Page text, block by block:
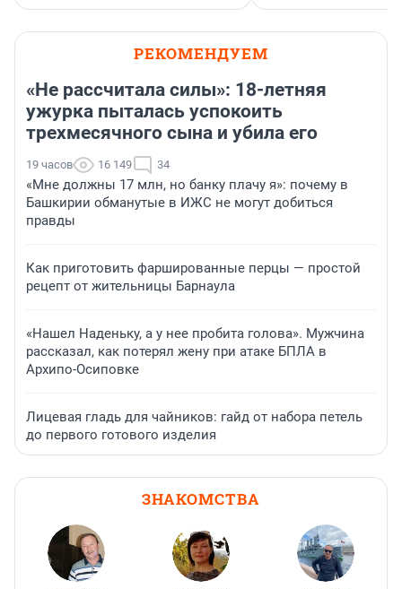
РЕКОМЕНДУЕМ
«Не рассчитала силы»: 18-летняя
ужурка пыталась успокоить
трехмесячного сына и убила его
19 часов 16 149 34
«Мне должны 17 млн, но банку плачу я»: почему в
Башкирии обманутые в ИЖС не могут добиться
правды
Как приготовить фаршированные перцы — простой
рецепт от жительницы Барнаула
«Нашел Наденьку, а у нее пробита голова». Мужчина
рассказал, как потерял жену при атаке БПЛА в
Архипо-Осиповке
Лицевая гладь для чайников: гайд от набора петель
до первого готового изделия
ЗНАКОМСТВА